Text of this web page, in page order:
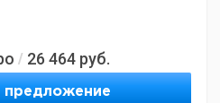
/ 26 464 руб.
предложение